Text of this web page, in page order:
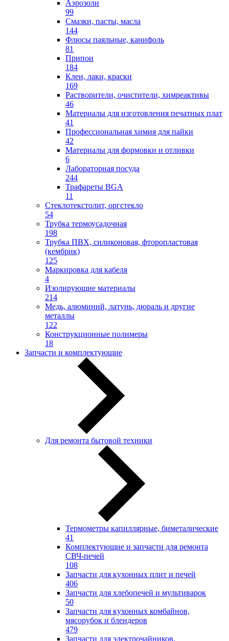
Аэрозоли
99
Смазки, пасты, масла
144
Флюсы паяльные, канифоль
81
Припои
184
Клеи, лаки, краски
169
Растворители, очистители, химреактивы
46
Материалы для изготовления печатных плат
41
Профессиональная химия для пайки
42
Материалы для формовки и отливки
6
Лабораторная посуда
244
Трафареты BGA
11
Стеклотекстолит, оргстекло
54
Трубка термоусадочная
198
Трубка ПВХ, силиконовая, фторопластовая
(кембрик)
125
Маркировка для кабеля
4
Изолирующие материалы
214
Медь, алюминий, латунь, дюраль и другие
металлы
122
Конструкционные полимеры
18
Запчасти и комплектующие
Для ремонта бытовой техники
Термометры капиллярные, биметалические
41
Комплектующие и запчасти для ремонта
СВЧ-печей
108
Запчасти для кухонных плит и печей
406
Запчасти для хлебопечей и мультиварок
50
Запчасти для кухонных комбайнов,
мясорубок и блендеров
479
Запчасти для электрочайников,